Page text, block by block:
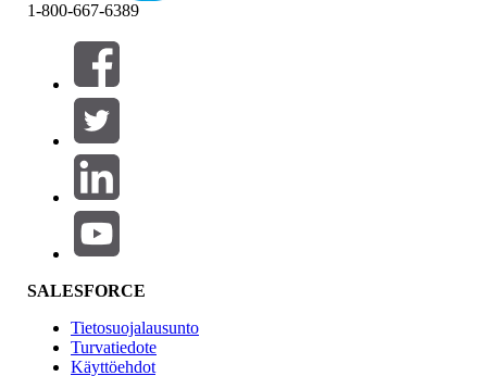
Suodattimet (0)
VALITSE SUODATTIMET
Tuotealue
Ominaisuuden vaikutus
1-800-667-6389
SALESFORCE
Tietosuojalausunto
Turvatiedote
Käyttöehdot